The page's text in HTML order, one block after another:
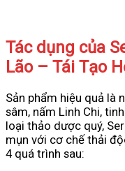
Tác dụng của
Lão – Tái Tạo
Sản phẩm hiệu quả là
sâm, nấm Linh Chi,
loại thảo dược quý,
mụn với cơ chế thải
4 quá trình sau: